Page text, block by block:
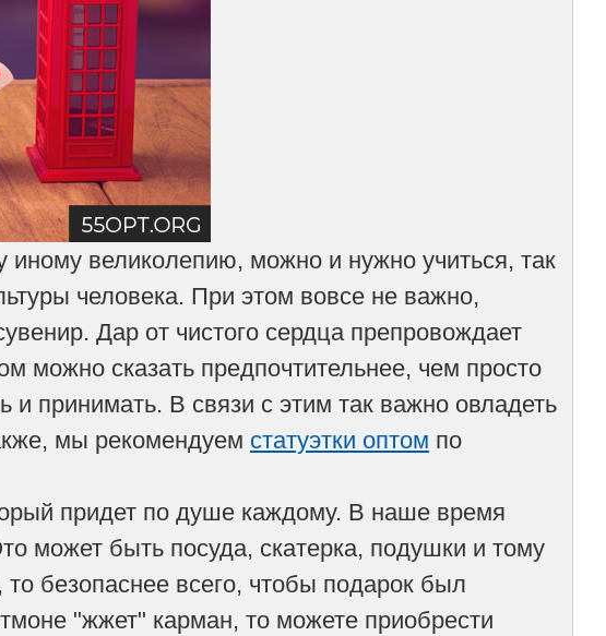
иному великолепию, можно и нужно учиться, так
человека. При этом вовсе не важно,
Дар от чистого сердца препровождает
можно сказать предпочтительнее, чем просто
и принимать. В связи с этим так важно овладеть
мы рекомендуем статуэтки оптом по
придет по душе каждому. В наше время
может быть посуда, скатерка, подушки и тому
безопаснее всего, чтобы подарок был
"жжет" карман, то можете приобрести